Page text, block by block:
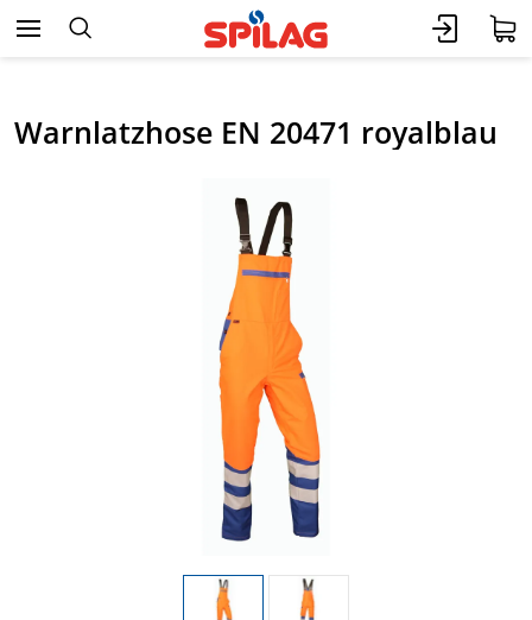
Warnlatzhose EN 20471 royalblau